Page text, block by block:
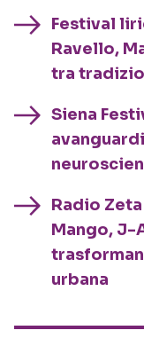
Festival
Ravello,
tra
Siena
Radio
Mango, J-
urbana